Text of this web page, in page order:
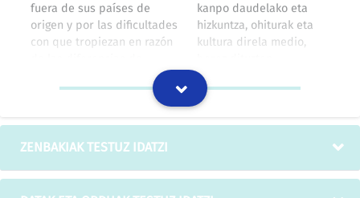
fuera de sus países de
origen y por las dificultades
con que tropiezan en razón
cultura, así como las
dificultades y obstáculos
económicos y sociales para
el retorno de migrantes
situación irregular;
kanpo daudelako eta
hizkuntza, ohiturak eta
kultura direla medio,
zailtasunengatik, bai eta
ekonomia eta gizarte
zailtasun eta oztopoak,
nortasun-agiririk gabeko
migratzaileen
itzulerarako;
ZENBAKIAK TESTUZ IDATZI